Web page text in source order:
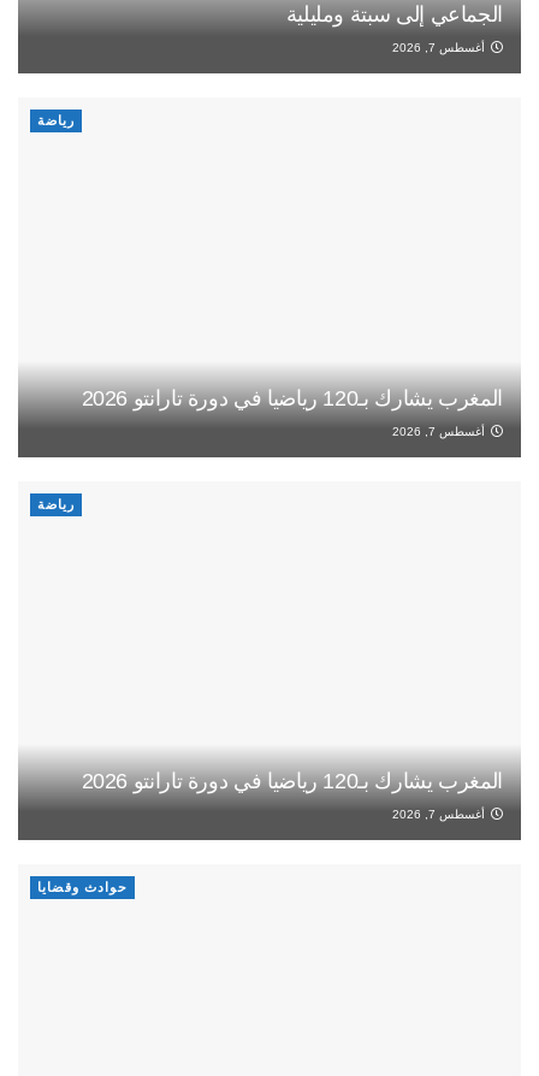
الجماعي إلى سبتة ومليلية
أغسطس 7, 2026
رياضة
المغرب يشارك بـ120 رياضيا في دورة تارانتو 2026
أغسطس 7, 2026
رياضة
المغرب يشارك بـ120 رياضيا في دورة تارانتو 2026
أغسطس 7, 2026
حوادث وقضايا